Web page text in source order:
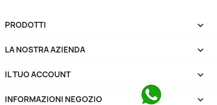
PRODOTTI 
LA NOSTRA AZIENDA 
IL TUO ACCOUNT 
INFORMAZIONI NEGOZIO keyboard_arrow_down